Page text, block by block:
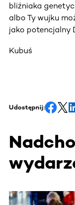
bliźniaka
albo Ty wujku
jako potencjalny
Kubuś
Udostępnij:
Ta sekcja